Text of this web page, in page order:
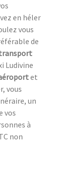
en héler
vous
de
Ludivine
et
vous
un
vos
à
non